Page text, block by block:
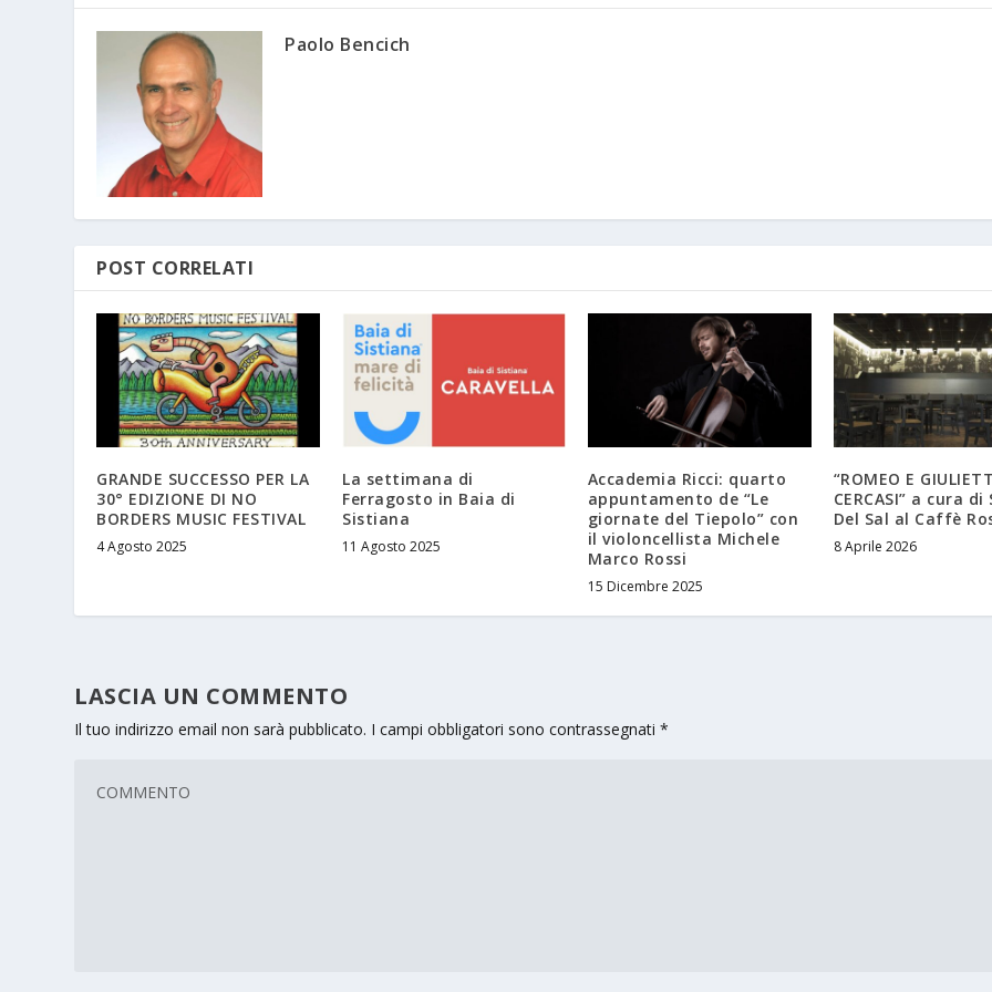
Paolo Bencich
POST CORRELATI
GRANDE SUCCESSO PER LA
30° EDIZIONE DI NO
BORDERS MUSIC FESTIVAL
4 Agosto 2025
La settimana di
Ferragosto in Baia di
Sistiana
11 Agosto 2025
Accademia Ricci: quarto
appuntamento de “Le
giornate del Tiepolo” con
il violoncellista Michele
Marco Rossi
15 Dicembre 2025
“ROMEO E
CERCASI” a cura di
Del Sal al Caffè
8 Aprile 2026
LASCIA UN COMMENTO
Il tuo indirizzo email non sarà pubblicato. I campi obbligatori sono contrassegnati*